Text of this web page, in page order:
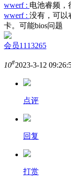
wwerf : 电池睿频，
wwerf : 没有，可以
卡。可能bios问题
会员1113265
10#2023-3-12
点评
回复
打赏